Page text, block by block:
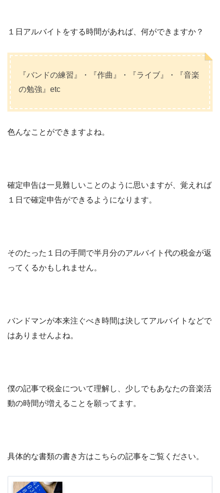
１日アルバイトをする時間があれば、何ができますか？
『バンドの練習』・『作曲』・『ライブ』・『音楽
の勉強』etc
色んなことができますよね。
確定申告は一見難しいことのように思いますが、覚えれば
１日で確定申告ができるようになります。
そのたった１日の手間で半月分のアルバイト代の税金が返
ってくるかもしれません。
バンドマンが本来注ぐべき時間は決してアルバイトなどで
はありませんよね。
僕の記事で税金について理解し、少しでもあなたの音楽活
動の時間が増えることを願ってます。
具体的な書類の書き方はこちらの記事をご覧ください。